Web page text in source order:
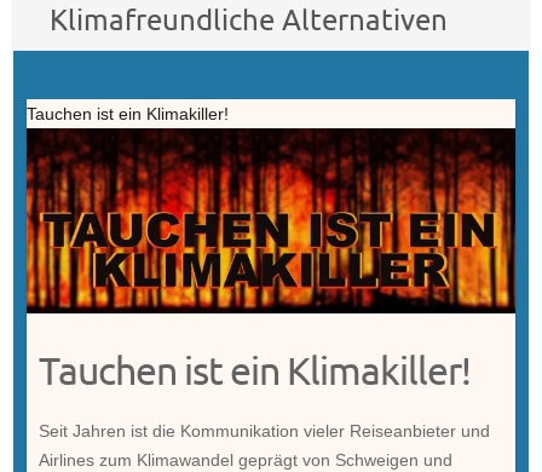
Klimafreundliche Alternativen
Tauchen ist ein Klimakiller!
Tauchen ist ein Klimakiller!
Seit Jahren ist die Kommunikation vieler Reiseanbieter und
Airlines zum Klimawandel geprägt von Schweigen und